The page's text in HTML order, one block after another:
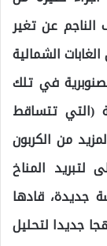
الناجم عن تغير
الشمالية
في تلك
(التي تتساقط
من الكربون
المناخ
جديدة، قادها
جديدا لتحليل